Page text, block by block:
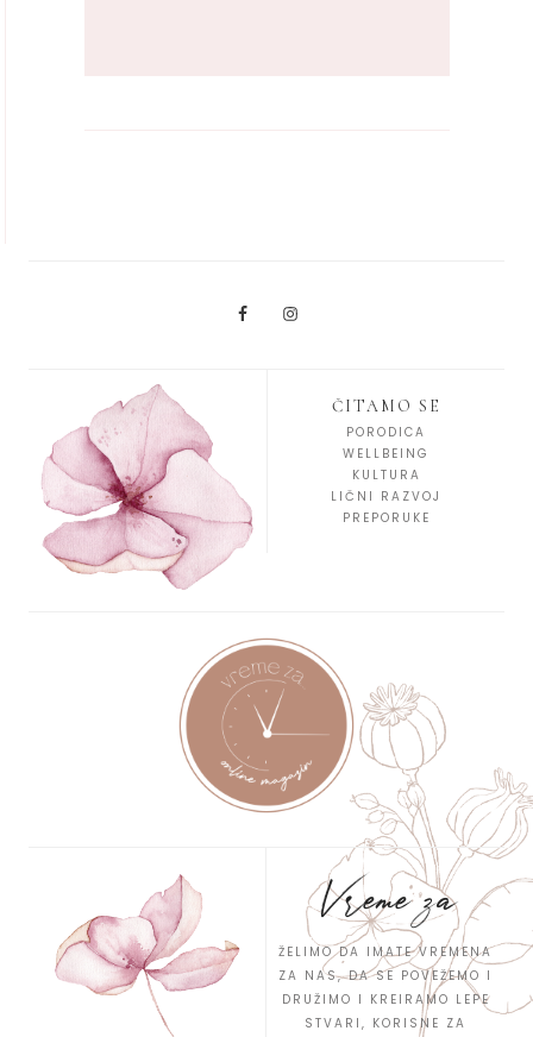
ČITAMO SE
PORODICA
WELLBEING
KULTURA
LIČNI RAZVOJ
PREPORUKE
Vreme za
ŽELIMO DA IMATE VREMENA
ZA NAS, DA SE POVEŽEMO I
DRUŽIMO I KREIRAMO LEPE
STVARI, KORISNE ZA